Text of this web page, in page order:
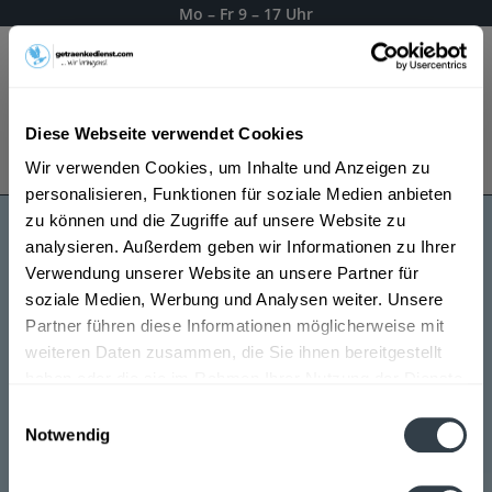
Diese Webseite verwendet Cookies
Wir verwenden Cookies, um Inhalte und Anzeigen zu
personalisieren, Funktionen für soziale Medien anbieten
zu können und die Zugriffe auf unsere Website zu
analysieren. Außerdem geben wir Informationen zu Ihrer
Verwendung unserer Website an unsere Partner für
soziale Medien, Werbung und Analysen weiter. Unsere
Partner führen diese Informationen möglicherweise mit
weiteren Daten zusammen, die Sie ihnen bereitgestellt
Notwendig
Mo – Fr 9 – 17 Uhr
Es gilt unsereDatenschutzerklärung
Aalener Löwenbräu